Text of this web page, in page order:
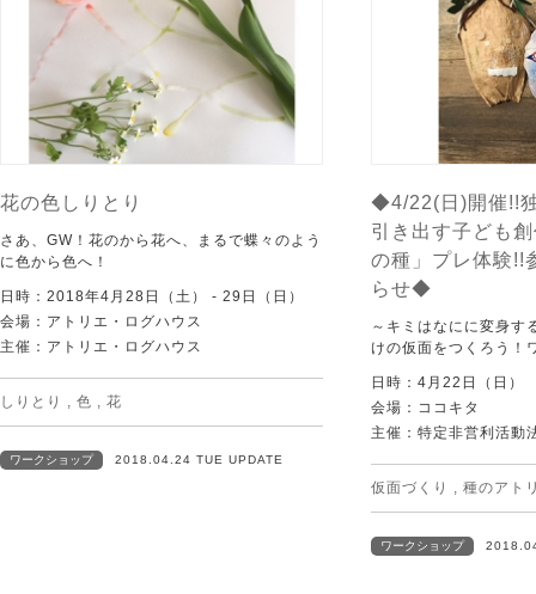
花の色しりとり
さあ、GW！花のから花へ、まるで蝶々のよう
に色から色へ！
日時：2018年4月28日（土） - 29日（日）
会場：アトリエ・ログハウス
主催：アトリエ・ログハウス
しりとり , 色 , 花
ワークショップ 2018.04.24 TUE UPDATE
◆4/22(日)開催!!
引き出す子ども
の種」プレ体験!!
らせ◆
～キミはなにに変身す
けの仮面をつくろう！
日時：4月22日（日）
会場：ココキタ
主催：特定非営利活動
仮面づくり , 種のアト
ワークショップ